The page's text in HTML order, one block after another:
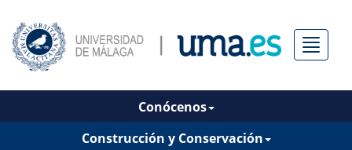
Menú
Conócenos
Construcción y Conservación